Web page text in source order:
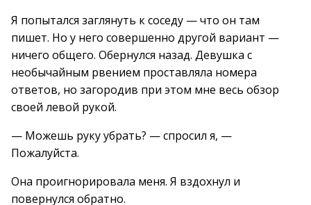
Я попытался заглянуть к соседу — что он там
пишет. Но у него совершенно другой вариант —
ничего общего. Обернулся назад. Девушка с
необычайным рвением проставляла номера
ответов, но загородив при этом мне весь обзор
своей левой рукой.
— Можешь руку убрать? — спросил я, —
Пожалуйста.
Она проигнорировала меня. Я вздохнул и
повернулся обратно.